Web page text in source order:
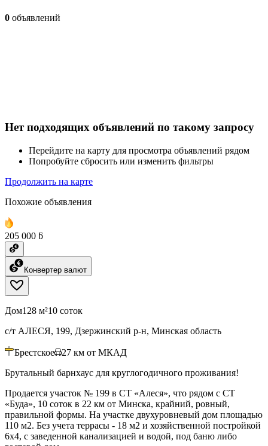
0 объявлений
Нет подходящих объявлений по такому запросу
Перейдите на карту для просмотра объявлений рядом
Попробуйте сбросить или изменить фильтры
Продолжить на карте
Похожие объявления
205 000 ƃ
Конвертер валют
Дом128 м²10 соток
с/т АЛЕСЯ, 199, Дзержинский р-н, Минская область
Брестское 27 км от МКАД
Брутальный барнхаус для круглогодичного проживания!
Продается участок № 199 в СТ «Алеся», что рядом с СТ
«Буда», 10 соток в 22 км от Минска, крайний, ровный,
правильной формы. На участке двухуровневый дом площадью
110 м2. Без учета террасы - 18 м2 и хозяйственной постройкой
6х4, с заведенной канализацией и водой, под баню либо